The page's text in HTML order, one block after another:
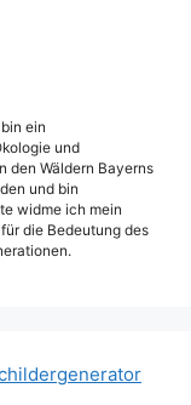
ein
und
den Wäldern Bayerns
und bin
widme ich mein
die Bedeutung des